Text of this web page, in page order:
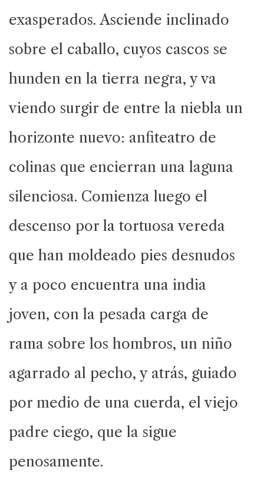
exasperados. Asciende inclinado
sobre el caballo, cuyos cascos se
hunden en la tierra negra, y va
viendo surgir de entre la niebla un
horizonte nuevo: anfiteatro de
colinas que encierran una laguna
silenciosa. Comienza luego el
descenso por la tortuosa vereda
que han moldeado pies desnudos
y a poco encuentra una india
joven, con la pesada carga de
rama sobre los hombros, un niño
agarrado al pecho, y atrás, guiado
por medio de una cuerda, el viejo
padre ciego, que la sigue
penosamente.